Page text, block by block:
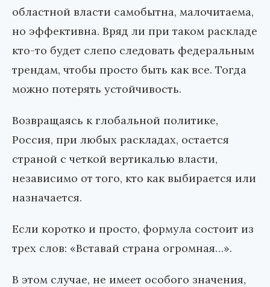
областной власти самобытна, малочитаема,
но эффективна. Вряд ли при таком раскладе
кто-то будет слепо следовать федеральным
трендам, чтобы просто быть как все. Тогда
можно потерять устойчивость.
Возвращаясь к глобальной политике,
Россия, при любых раскладах, остается
страной с четкой вертикалью власти,
независимо от того, кто как выбирается или
назначается.
Если коротко и просто, формула состоит из
трех слов: «Вставай страна огромная…».
В этом случае, не имеет особого значения,